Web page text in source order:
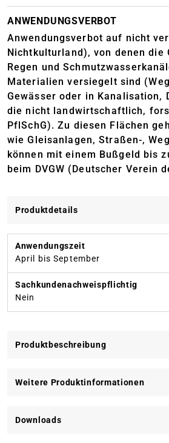
ANWENDUNGSVERBOT
Anwendungsverbot auf nicht
Nichtkulturland), von denen
Regen und
Materialien versiegelt sind
Gewässer oder in Kanalisation,
die nicht landwirtschaftlich,
PflSchG). Zu diesen Flächen
wie Gleisanlagen, Straßen-,
können mit einem Bußgeld bis
beim DVGW (Deutscher Verein
Produktdetails
Anwendungszeit
April bis September
Sachkundenachweispflichtig
Nein
Produktbeschreibung
Weitere Produktinformationen
Downloads